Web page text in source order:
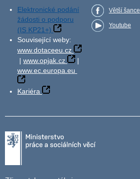
Elektronické podání
žádosti o podporu
(IS KP21+)
Související weby:
www.dotaceeu.cz
| www.opjak.cz
|
www.ec.europa.eu
Kariéra
Větší šance
Youtube